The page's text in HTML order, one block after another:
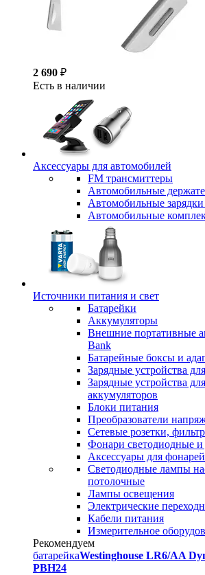
2 690 ₽
Есть в наличии
Аксессуары для автомобилей
FM трансмиттеры
Автомобильные
Автомобильные
Автомобильные
Источники питания и свет
Батарейки
Аккумуляторы
Внешние портативные
Bank
Батарейные боксы и
Зарядные устройства
Зарядные устройства
аккумуляторов
Блоки питания
Преобразователи
Сетевые розетки,
Фонари светодиодные и
Аксессуары для фонарей
Светодиодные лампы
потолочные
Лампы освещения
Электрические
Кабели питания
Измерительное
Рекомендуем
батарейкаWestinghouse LR6/AA
PBH24